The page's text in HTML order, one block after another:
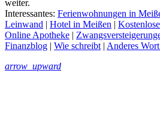
weiter.
Interessantes: Ferienwohnungen in
Leinwand | Hotel in Meißen |
Online Apotheke |
Finanzblog | Wie schreibt | Anderes
arrow_upward